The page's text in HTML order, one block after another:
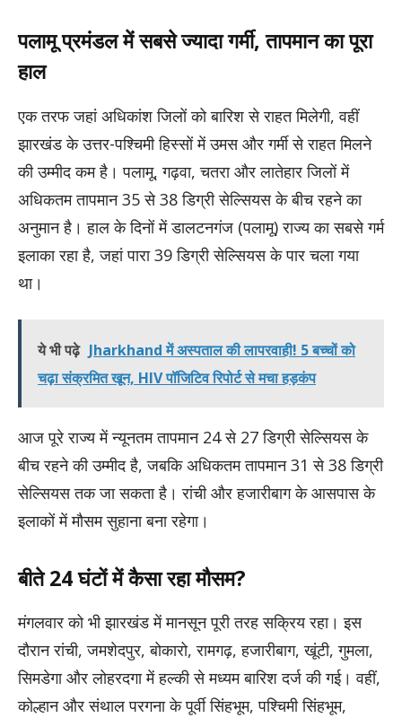
पलामू प्रमंडल में सबसे ज्यादा गर्मी, तापमान का पूरा
हाल
एक तरफ जहां अधिकांश जिलों को बारिश से राहत मिलेगी, वहीं
झारखंड के उत्तर-पश्चिमी हिस्सों में उमस और गर्मी से राहत मिलने
की उम्मीद कम है। पलामू, गढ़वा, चतरा और लातेहार जिलों में
अधिकतम तापमान 35 से 38 डिग्री सेल्सियस के बीच रहने का
अनुमान है। हाल के दिनों में डालटनगंज (पलामू) राज्य का सबसे गर्म
इलाका रहा है, जहां पारा 39 डिग्री सेल्सियस के पार चला गया
था।
ये भी पढ़े Jharkhand में अस्पताल की लापरवाही! 5 बच्चों को
चढ़ा संक्रमित खून, HIV पॉजिटिव रिपोर्ट से मचा हड़कंप
आज पूरे राज्य में न्यूनतम तापमान 24 से 27 डिग्री सेल्सियस के
बीच रहने की उम्मीद है, जबकि अधिकतम तापमान 31 से 38 डिग्री
सेल्सियस तक जा सकता है। रांची और हजारीबाग के आसपास के
इलाकों में मौसम सुहाना बना रहेगा।
बीते 24 घंटों में कैसा रहा मौसम?
मंगलवार को भी झारखंड में मानसून पूरी तरह सक्रिय रहा। इस
दौरान रांची, जमशेदपुर, बोकारो, रामगढ़, हजारीबाग, खूंटी, गुमला,
सिमडेगा और लोहरदगा में हल्की से मध्यम बारिश दर्ज की गई। वहीं,
कोल्हान और संथाल परगना के पूर्वी सिंहभूम, पश्चिमी सिंहभूम,